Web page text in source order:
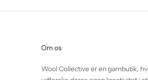
Om os
Wool Collective er en garnbutik,